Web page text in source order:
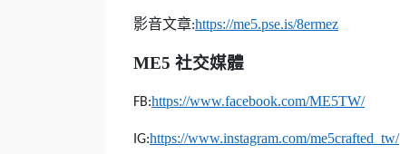
影音文章:https://me5.pse.is/8ermez
ME5 社交媒體
FB:https://www.facebook.com/ME5TW/
IG:https://www.instagram.com/me5crafted_tw/